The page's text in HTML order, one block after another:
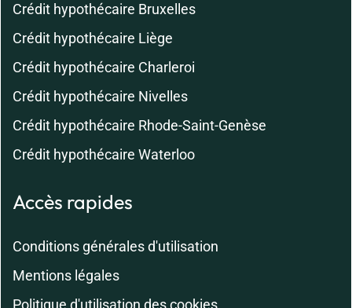
Crédit hypothécaire Bruxelles
Crédit hypothécaire Liège
Crédit hypothécaire Charleroi
Crédit hypothécaire Nivelles
Crédit hypothécaire Rhode-Saint-Genèse
Crédit hypothécaire Waterloo
Accès rapides
Conditions générales d'utilisation
Mentions légales